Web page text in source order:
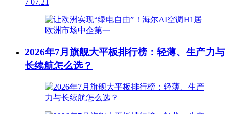
7 07.21
2026年7月旗舰大平板排行榜：轻薄、生产力与
长续航怎么选？